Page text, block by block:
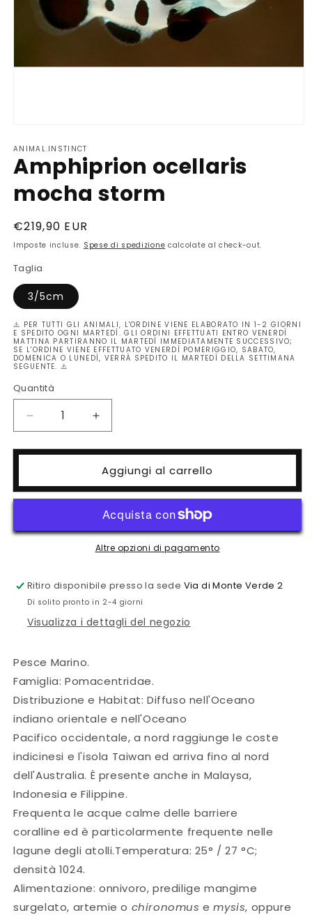
multimediali
1
in
modale
ANIMAL.INSTINCT
Amphiprion ocellaris
mocha storm
Prezzo
di
€219,90 EUR
Imposte incluse. Spese di spedizione calcolate al check-out.
Taglia
3/5cm
⚠️ PER TUTTI GLI ANIMALI, L'ORDINE VIENE ELABORATO IN 1-2 GIORNI
E SPEDITO OGNI MARTEDÌ. GLI ORDINI EFFETTUATI ENTRO VENERDÌ
MATTINA PARTIRANNO IL MARTEDÌ IMMEDIATAMENTE SUCCESSIVO;
SE L'ORDINE VIENE EFFETTUATO VENERDÌ POMERIGGIO, SABATO,
DOMENICA O LUNEDÌ, VERRÀ SPEDITO IL MARTEDÌ DELLA SETTIMANA
SEGUENTE. ⚠️
Quantità
Quantità
Diminuisci
quantità
per
mocha
Aumenta
quantità
per
Amphiprion
ocellaris
mocha
storm
Aggiungi al carrello
Altre opzioni di pagamento
Ritiro disponibile presso la sede Via di Monte Verde 2
Di solito pronto in 2-4 giorni
Visualizza i dettagli del negozio
Pesce Marino.
Famiglia: Pomacentridae.
Distribuzione e Habitat:Diffuso nell'Oceano
indiano orientale e nell'Oceano
Pacificooccidentale, a nord raggiunge le coste
indicinesi e l'isola Taiwan ed arriva fino al nord
dell'Australia. È presente anche in Malaysa,
Indonesia e Filippine.
Frequenta le acque calme delle barriere
coralline ed è particolarmente frequente nelle
lagunedegli atolli.Temperatura: 25° / 27 °C;
densità 1024.
Alimentazione: onnivoro, predilige mangime
surgelato, artemie o chironomus emysis, oppure